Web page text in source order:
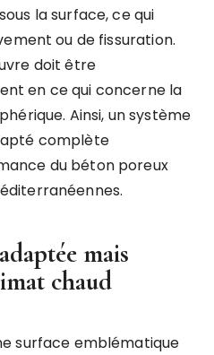
la surface, ce qui
ou de fissuration.
doit être
en ce qui concerne la
Ainsi, un système
complète
du béton poreux
mais
chaud
surface emblématique